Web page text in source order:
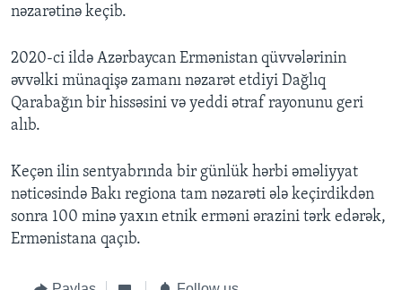
nəzarətinə keçib.
2020-ci ildə Azərbaycan Ermənistan qüvvələrinin
əvvəlki münaqişə zamanı nəzarət etdiyi Dağlıq
Qarabağın bir hissəsini və yeddi ətraf rayonunu geri
alıb.
Keçən ilin sentyabrında bir günlük hərbi əməliyyat
nəticəsində Bakı regiona tam nəzarəti ələ keçirdikdən
sonra 100 minə yaxın etnik erməni ərazini tərk edərək,
Ermənistana qaçıb.